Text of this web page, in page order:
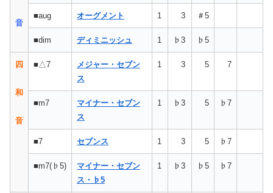
音
■aug オーグメント 1 3 ＃5
■dim ディミニッシュ 1 ♭3 ♭5
四
和
音
■△7
メジャー・セブン
ス
1 3 5 7
■m7
マイナー・セブン
ス
1 ♭3 5 ♭7
■7 セブンス 1 3 5 ♭7
■m7(♭5)
マイナー・セブン
ス・♭5
1 ♭3 ♭5 ♭7